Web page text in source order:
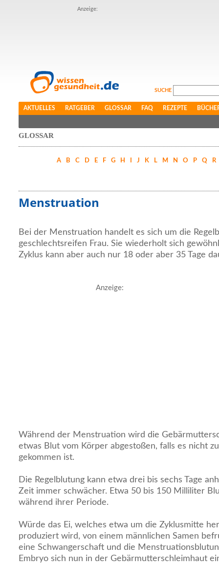
Anzeige:
SUCHE
AKTUELLES RATGEBER GLOSSAR FAQ REZEPTE
GLOSSAR
A B C D E F G H J K L M N O P Q R
Menstruation
Bei der Menstruation handelt es sich um die
geschlechtsreifen Frau. Sie wiederholt sich
Zyklus kann aber auch nur 18 oder aber 35 Tage
Anzeige:
Während der Menstruation wird die
etwas Blut vom Körper abgestoßen, falls es nicht
gekommen ist.
Die Regelblutung kann etwa drei bis sechs Tage
Zeit immer schwächer. Etwa 50 bis 150 Milliliter
während ihrer Periode.
Würde das Ei, welches etwa um die Zyklusmitte
produziert wird, von einem männlichen Samen
eine Schwangerschaft und die
Embryo sich nun in der Gebärmutterschleimhaut